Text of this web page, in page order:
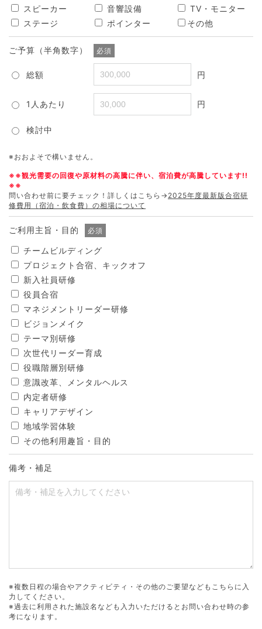
スピーカー
音響設備
TV・モニター
ステージ
ポインター その他
ご予算（半角数字） 必須
総額 円
1人あたり 円
検討中
※おおよそで構いません。
※※観光需要の回復や原材料の高騰に伴い、宿泊費が高騰しています!!
※※
問い合わせ前に要チェック！詳しくはこちら→ 2025年度最新版合宿研
修費用（宿泊・飲食費）の相場について
ご利用主旨・目的 必須
チームビルディング
プロジェクト合宿、キックオフ
新入社員研修
役員合宿
マネジメントリーダー研修
ビジョンメイク
テーマ別研修
次世代リーダー育成
役職階層別研修
意識改革、メンタルヘルス
内定者研修
キャリアデザイン
地域学習体験
その他利用趣旨・目的
備考・補足
※複数日程の場合やアクティビティ・その他のご要望などもこちらに入
力してください。
※過去に利用された施設名なども入力いただけるとお問い合わせ時の参
考になります。